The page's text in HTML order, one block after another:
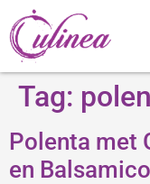
Tag:
Polenta met
en Balsamico